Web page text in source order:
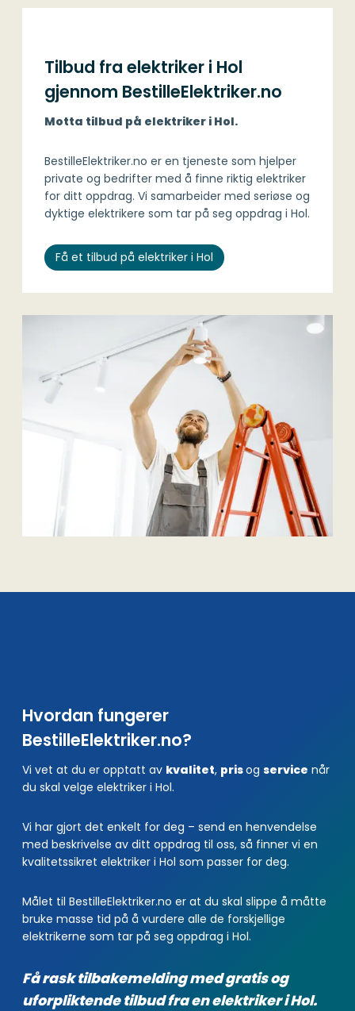
Tilbud fra elektriker i Hol
gjennom BestilleElektriker.no
Motta tilbud på elektriker i Hol.
BestilleElektriker.no er en tjeneste som hjelper
private og bedrifter med å finne riktig elektriker
for ditt oppdrag. Vi samarbeider med seriøse og
dyktige elektrikere som tar på seg oppdrag i Hol.
Få et tilbud på elektriker i Hol
Hvordan fungerer
BestilleElektriker.no?
Vi vet at du er opptatt av kvalitet, prisog service når
du skal velge elektriker i Hol.
Vi har gjort det enkelt for deg – send en henvendelse
med beskrivelse av ditt oppdrag til oss, så finner vi en
kvalitetssikret elektriker i Hol som passer for deg.
Målet til BestilleElektriker.no er at du skal slippe å måtte
bruke masse tid på å vurdere alle de forskjellige
elektrikerne som tar på seg oppdrag i Hol.
Få rask tilbakemelding med gratis og
uforpliktende tilbud fra en elektriker i Hol.